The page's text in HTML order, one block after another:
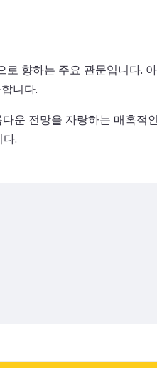
향하는 주요 관문입니다.
니다.
운 전망을 자랑하는 매혹
.